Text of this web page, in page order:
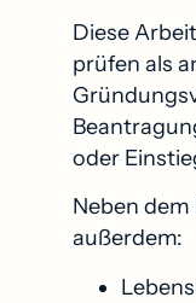
Diese
prüfen als
oder
Neben
außerdem: